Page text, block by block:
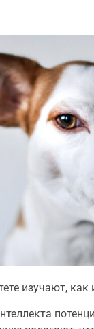
изучают,